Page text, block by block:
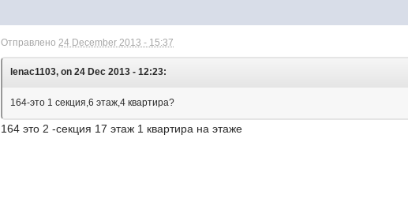
Отправлено24 December 2013 - 15:37
lenac1103, on 24 Dec 2013 - 12:23:
164-это 1 секция,6 этаж,4 квартира?
164 это 2 -секция 17 этаж 1 квартира на этаже